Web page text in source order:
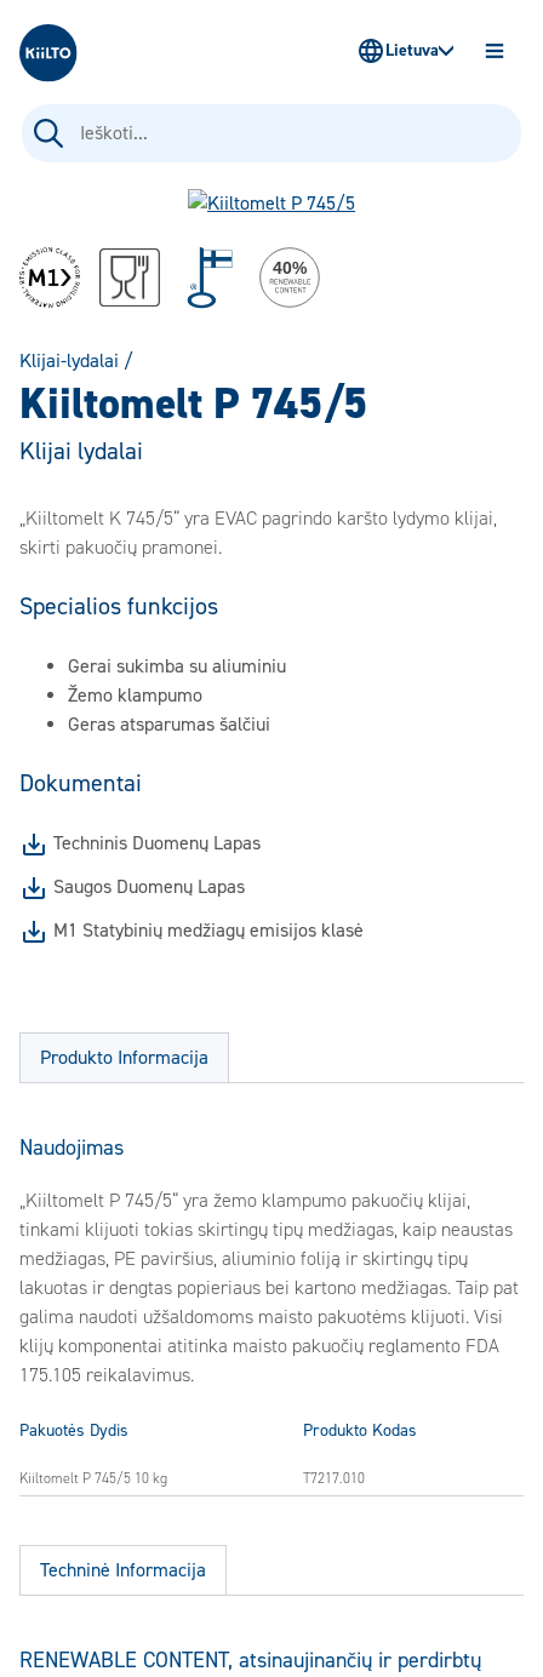
Kiilto Lietuva
Ieškoti:
Lietuva
Klijai-lydalai /
Kiiltomelt P 745/5
Klijai lydalai
„Kiiltomelt K 745/5“ yra EVAC pagrindo karšto lydymo klijai,
skirti pakuočių pramonei.
Specialios funkcijos
Gerai sukimba su aliuminiu
Žemo klampumo
Geras atsparumas šalčiui
Dokumentai
Techninis Duomenų Lapas
Saugos Duomenų Lapas
M1 Statybinių medžiagų emisijos klasė
Produkto Informacija
Naudojimas
„Kiiltomelt P 745/5“ yra žemo klampumo pakuočių klijai,
tinkami klijuoti tokias skirtingų tipų medžiagas, kaip neaustas
medžiagas, PE paviršius, aliuminio foliją ir skirtingų tipų
lakuotas ir dengtas popieriaus bei kartono medžiagas. Taip pat
galima naudoti užšaldomoms maisto pakuotėms klijuoti. Visi
klijų komponentai atitinka maisto pakuočių reglamento FDA
175.105 reikalavimus.
Pakuotės Dydis Produkto Kodas
Kiiltomelt P 745/5 10 kg T7217.010
Techninė Informacija
RENEWABLE CONTENT, atsinaujinančių ir perdirbtų